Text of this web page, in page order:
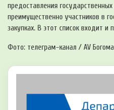
предоставления
преимущественно участников в
закупках. В этот список входит и
Фото: телеграм-канал / AV